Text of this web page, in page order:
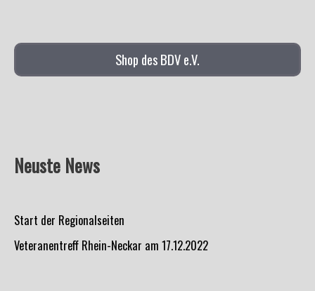
Shop des BDV e.V.
Neuste News
Start der Regionalseiten
Veteranentreff Rhein-Neckar am 17.12.2022